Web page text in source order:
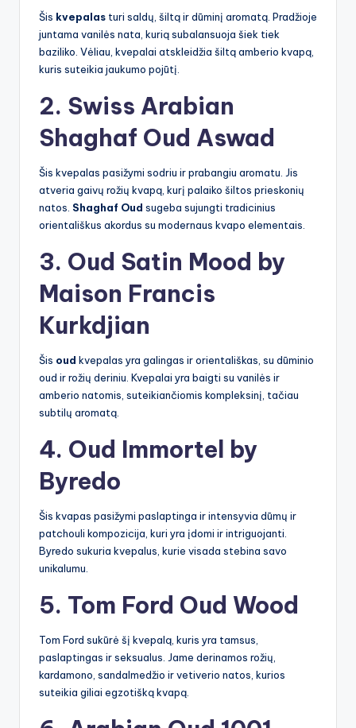
Šis kvepalas turi saldų, šiltą ir dūminį aromatą. Pradžioje
juntama vanilės nata, kurią subalansuoja šiek tiek
baziliko. Vėliau, kvepalai atskleidžia šiltą amberio kvapą,
kuris suteikia jaukumo pojūtį.
2. Swiss Arabian
Shaghaf Oud Aswad
Šis kvepalas pasižymi sodriu ir prabangiu aromatu. Jis
atveria gaivų rožių kvapą, kurį palaiko šiltos prieskonių
natos. Shaghaf Oud sugeba sujungti tradicinius
orientališkus akordus su modernaus kvapo elementais.
3. Oud Satin Mood by
Maison Francis
Kurkdjian
Šis oud kvepalas yra galingas ir orientališkas, su dūminio
oud ir rožių deriniu. Kvepalai yra baigti su vanilės ir
amberio natomis, suteikiančiomis kompleksinį, tačiau
subtilų aromatą.
4. Oud Immortel by
Byredo
Šis kvapas pasižymi paslaptinga ir intensyvia dūmų ir
patchouli kompozicija, kuri yra įdomi ir intriguojanti.
Byredo sukuria kvepalus, kurie visada stebina savo
unikalumu.
5. Tom Ford Oud Wood
Tom Ford sukūrė šį kvepalą, kuris yra tamsus,
paslaptingas ir seksualus. Jame derinamos rožių,
kardamono, sandalmedžio ir vetiverio natos, kurios
suteikia giliai egzotišką kvapą.